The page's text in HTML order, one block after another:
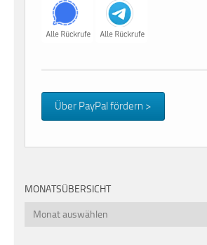
Über PayPal fördern >
MONATSÜBERSICHT
Monatsübersicht